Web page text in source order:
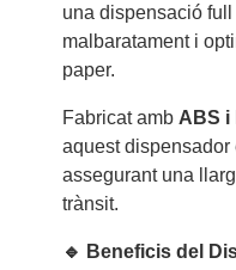
una dispensació
malbaratament i
paper.
Fabricat amb ABS i
aquest dispensador
assegurant una
trànsit.
🔹 Beneficis del